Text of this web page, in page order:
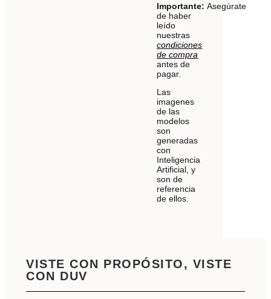
Importante: Asegúrate
de haber
leído
nuestras
condiciones
de compra
antes de
pagar.
Las
imagenes
de las
modelos
son
generadas
con
Inteligencia
Artificial, y
son de
referencia
de ellos.
VISTE CON PROPÓSITO, VISTE
CON DUV